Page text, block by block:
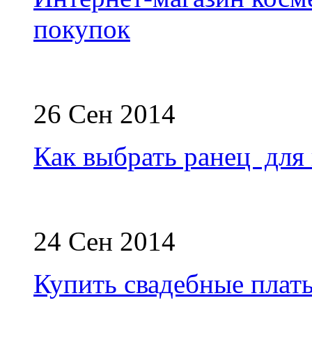
покупок
26 Сен 2014
Как выбрать ранец для
24 Сен 2014
Купить свадебные